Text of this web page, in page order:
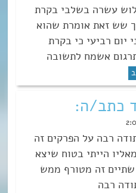
עשרה בשלבי בקרת
שש זאת אומרת שהוא
יום רביעי כי בקרת
אשמח לתשובה
כתב/ה:
רבה על הפרקים זה
הייתי בטוח שיצא
זה מטורף ממש
רבה